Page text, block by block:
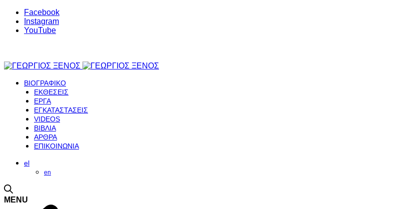
Facebook
Instagram
YouTube
ΒΙΟΓΡΑΦΙΚΟ
ΕΚΘΕΣΕΙΣ
ΕΡΓΑ
ΕΓΚΑΤΑΣΤΑΣΕΙΣ
VIDEOS
ΒΙΒΛΙΑ
ΑΡΘΡΑ
ΕΠΙΚΟΙΝΩΝΙΑ
el
en
MENU